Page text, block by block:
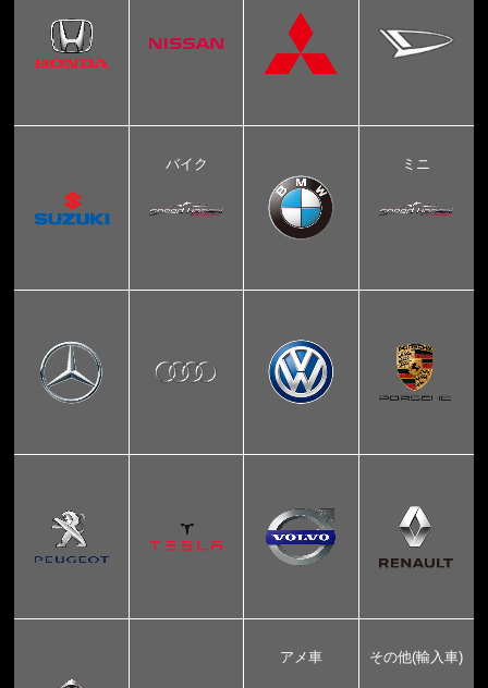
バイク ミニ
アメ車 その他(輸入車)